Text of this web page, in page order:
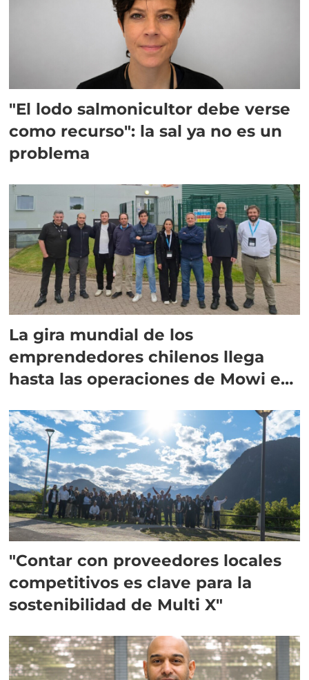
"El lodo salmonicultor debe verse
como recurso": la sal ya no es un
problema
La gira mundial de los
emprendedores chilenos llega
hasta las operaciones de Mowi en
"Contar con proveedores locales
competitivos es clave para la
sostenibilidad de Multi X"